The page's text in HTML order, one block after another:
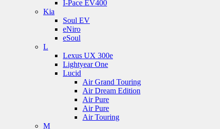
I-Pace EV400
Kia
Soul EV
eNiro
eSoul
L
Lexus UX 300e
Lightyear One
Lucid
Air Grand Touring
Air Dream Edition
Air Pure
Air Pure
Air Touring
M